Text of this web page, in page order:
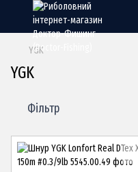
YGK
YGK
Фільтр